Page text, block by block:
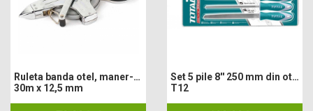
Plasa sarma rabit
Sarma moale neagra pentru fierari si
Plase umbrire
Plase anti insecte
Ruleta banda otel, maner-
30m x 12,5 mm
Set 5 pile 8'' 250 mm din otel
T12